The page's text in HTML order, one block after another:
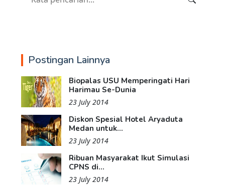
Postingan Lainnya
Biopalas USU Memperingati Hari
Harimau Se-Dunia
23 July 2014
Diskon Spesial Hotel Aryaduta
Medan untuk...
23 July 2014
Ribuan Masyarakat Ikut Simulasi
CPNS di...
23 July 2014